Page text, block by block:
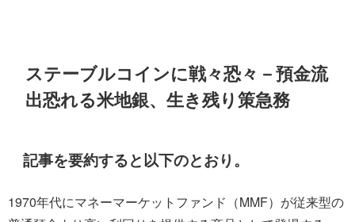
ステーブルコインに戦々恐々－預金流
出恐れる米地銀、生き残り策急務
記事を要約すると以下のとおり。
1970年代にマネーマーケットファンド（MMF）が従来型の